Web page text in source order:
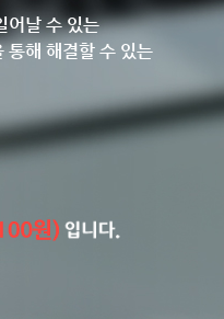
어날 수 있는
통해 해결할 수 있는